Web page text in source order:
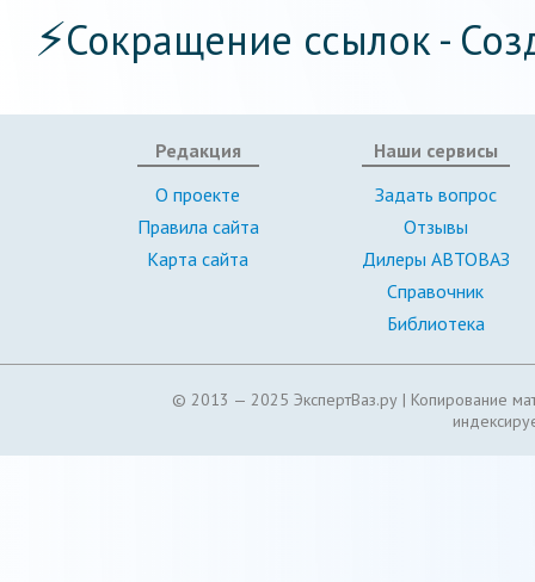
⚡Сокращение ссылок -
Редакция
О проекте
Правила сайта
Карта сайта
Наши сервисы
Задать вопрос
Отзывы
Дилеры АВТОВАЗ
Справочник
Библиотека
© 2013 — 2025 ЭкспертВаз.ру | Копирование